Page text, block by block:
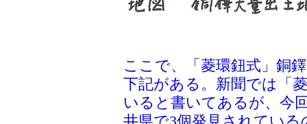
ここで、「菱環鈕式」銅
下記がある。新聞では「
いると書いてあるが、今